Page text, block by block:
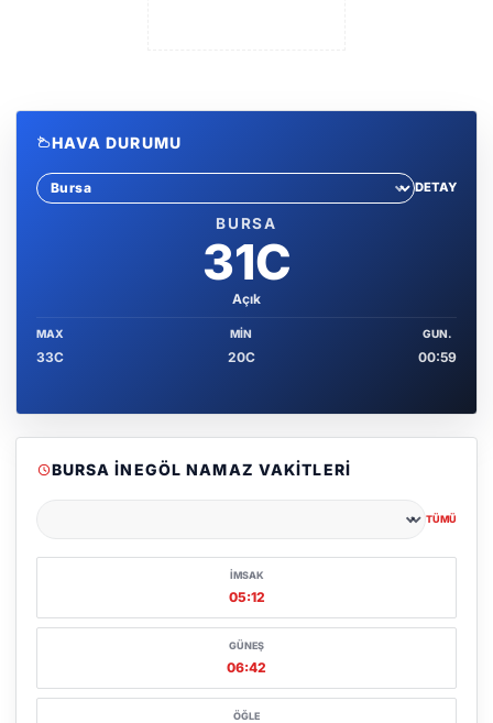
HAVA DURUMU
Sehir sec
DETAY
BURSA
31C
Açık
MAX
33C
MIN
20C
GUN.
00:59
BURSA İNEGÖL NAMAZ VAKITLERI
TÜMÜ
İMSAK
05:12
GÜNEŞ
06:42
ÖĞLE